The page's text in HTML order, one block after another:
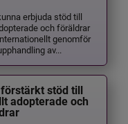
erbjuda stöd till
och föräldrar
genomför
av...
stöd till
adopterade och